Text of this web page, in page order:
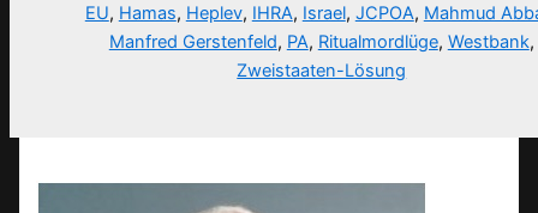
EU, Hamas, Heplev, IHRA, Israel, JCPOA, Mahmud
Manfred Gerstenfeld, PA, Ritualmordlüge, Westbank,
Zweistaaten-Lösung